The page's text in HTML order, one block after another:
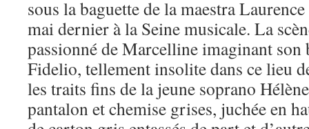
sous la baguette de la maestra
mai dernier à la Seine musicale. La
passionné de Marcelline imaginant son
Fidelio, tellement insolite dans ce lieu
les traits fins de la jeune soprano
pantalon et chemise grises, juchée en